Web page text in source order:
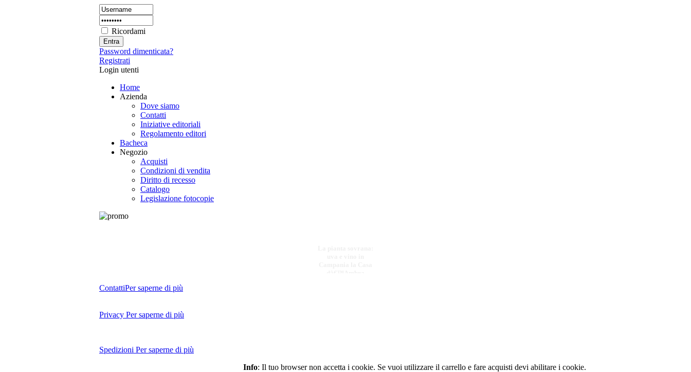
Ricordami
Password dimenticata?
Registrati
Login utenti
Home
Azienda
Dove siamo
Contatti
Iniziative editoriali
Regolamento editori
Bacheca
Negozio
Acquisti
Condizioni di vendita
Diritto di recesso
Catalogo
Legislazione fotocopie
ContattiPer saperne di più
Privacy Per saperne di più
Spedizioni Per saperne di più
Info: Il tuo browser non accetta i cookie. Se vuoi utilizzare il carrello e fare acquisti devi abilitare i cookie.